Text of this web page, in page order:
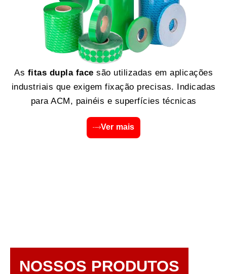
As fitas dupla face são utilizadas em aplicações
industriais que exigem fixação precisas. Indicadas
para ACM, painéis e superfícies técnicas
Ver mais
NOSSOS PRODUTOS